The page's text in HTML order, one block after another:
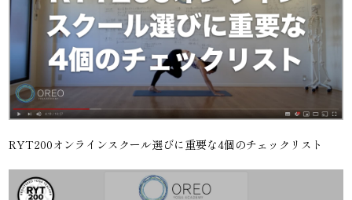
RYT200オンラインスクール選びに重要な4個のチェックリスト